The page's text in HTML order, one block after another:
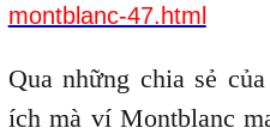
montblanc-47.html
Qua những chia sẻ
ích mà ví Montblanc